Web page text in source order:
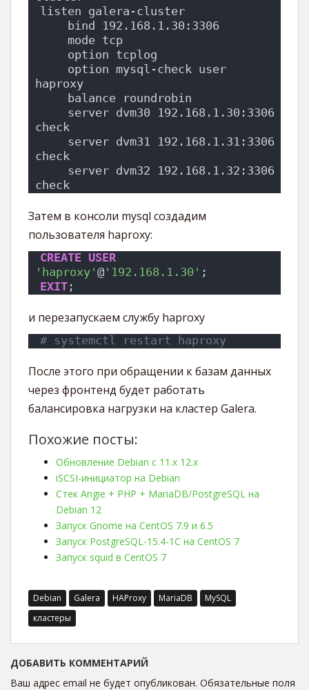
listen galera-cluster
    bind 192.168.1.30:3306
    mode tcp
    option tcplog
    option mysql-check user
haproxy
    balance roundrobin
    server dvm30 192.168.1.30:3306
check
    server dvm31 192.168.1.31:3306
check
    server dvm32 192.168.1.32:3306
check
Затем в консоли mysql создадим
пользователя haproxy:
CREATE USER
'haproxy' @ '192.168.1.30' ;
EXIT ;
и перезапускаем службу haproxy
# systemctl restart haproxy
После этого при обращении к базам данных
через фронтенд будет работать
балансировка нагрузки на кластер Galera.
Похожие посты:
Обновление Debian с 11.x 12.x
iSCSI-инициатор на Debian
Стек Angie + PHP + MariaDB/PostgreSQL на
Debian 12
Запуск Gnome на CentOS 7.9 и 6.5
Запуск PostgreSQL-15.4-1C на CentOS 7
Запуск squid в CentOS 7
Debian Galera HAProxy MariaDB
MySQL
кластеры
ДОБАВИТЬ КОММЕНТАРИЙ
Ваш адрес email не будет опубликован. Обязательные поля